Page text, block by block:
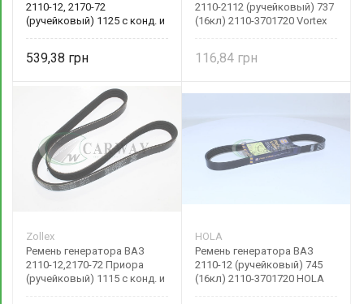
2110-12, 2170-72
(ручейковый) 1125 с конд. и
539,38
2110-2112 (ручейковый) 737
(16кл) 2110-3701720 Vortex
116,84
Zollex
Ремень генератора ВАЗ
2110-12,2170-72 Приора
(ручейковый) 1115 с конд. и
HOLA
Ремень генератора ВАЗ
2110-12 (ручейковый) 745
(16кл) 2110-3701720 HOLA